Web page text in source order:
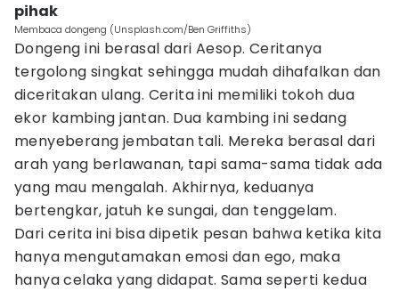
pihak
Membaca dongeng (Unsplash.com/Ben Griffiths)
Dongeng ini berasal dari Aesop. Ceritanya
tergolong singkat sehingga mudah dihafalkan dan
diceritakan ulang. Cerita ini memiliki tokoh dua
ekor kambing jantan. Dua kambing ini sedang
menyeberang jembatan tali. Mereka berasal dari
arah yang berlawanan, tapi sama-sama tidak ada
yang mau mengalah. Akhirnya, keduanya
bertengkar, jatuh ke sungai, dan tenggelam.
Dari cerita ini bisa dipetik pesan bahwa ketika kita
hanya mengutamakan emosi dan ego, maka
hanya celaka yang didapat. Sama seperti kedua